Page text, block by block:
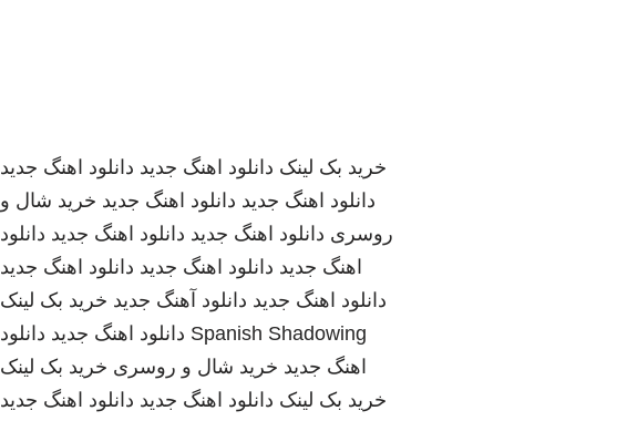
خرید بک لینک دانلود اهنگ جدید دانلود اهنگ جدید
دانلود اهنگ جدید دانلود اهنگ جدید خرید شال و
روسری دانلود اهنگ جدید دانلود اهنگ جدید دانلود
اهنگ جدید دانلود اهنگ جدید دانلود اهنگ جدید
دانلود اهنگ جدید دانلود آهنگ جدید خرید بک لینک
Spanish Shadowing دانلود اهنگ جدید دانلود
اهنگ جدید خرید شال و روسری خرید بک لینک
خرید بک لینک دانلود اهنگ جدید دانلود اهنگ جدید